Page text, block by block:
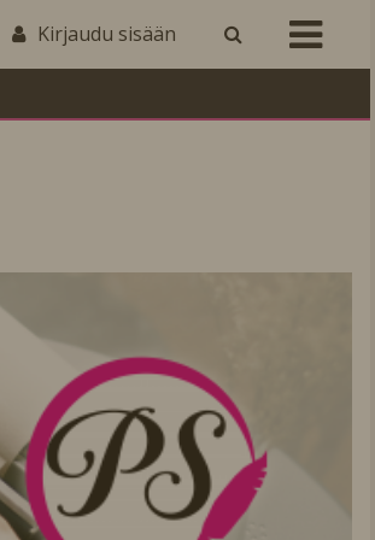
Kirjaudu sisään